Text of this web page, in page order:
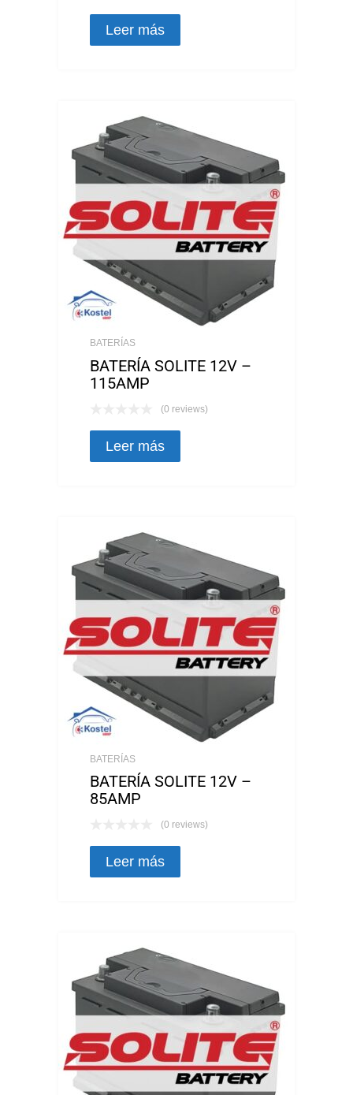
Leer más
BATERÍAS
BATERÍA SOLITE 12V –
115AMP
(0 reviews)
Leer más
BATERÍAS
BATERÍA SOLITE 12V –
85AMP
(0 reviews)
Leer más